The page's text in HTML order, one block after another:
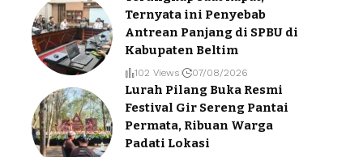
Ternyata ini Penyebab
Antrean Panjang di SPBU di
Kabupaten Beltim
102 Views 07/08/2026
Lurah Pilang Buka Resmi
Festival Gir Sereng Pantai
Permata, Ribuan Warga
Padati Lokasi